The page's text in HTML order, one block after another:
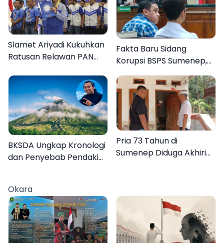
Slamet Ariyadi Kukuhkan
Ratusan Relawan PAN
Gerak Cepat Bantu
Rakyat
Fakta Baru Sidang
Korupsi BSPS Sumenep,
133 Kuota Bantuan
Berasal dari Kediri
BKSDA Ungkap Kronologi
dan Penyebab Pendaki
Pria 73 Tahun di
Sumenep Diduga Akhiri
Okara